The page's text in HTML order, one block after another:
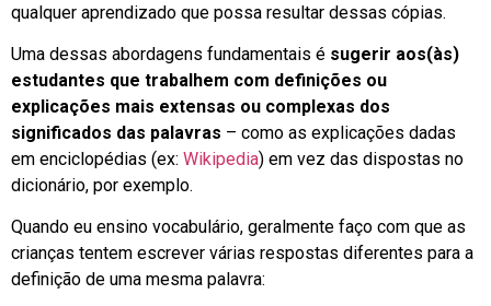
qualquer aprendizado que possa resultar dessas cópias.
Uma dessas abordagens fundamentais é sugerir aos(às)
estudantes que trabalhem com definições ou
explicações mais extensas ou complexas dos
significados das palavras – como as explicações dadas
em enciclopédias (ex: Wikipedia) em vez das dispostas no
dicionário, por exemplo.
Quando eu ensino vocabulário, geralmente faço com que as
crianças tentem escrever várias respostas diferentes para a
definição de uma mesma palavra: